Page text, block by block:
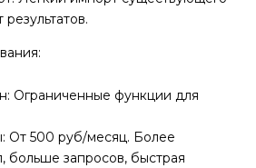
Ограниченные функции для
От 500 руб/месяц. Более
больше запросов, быстрая